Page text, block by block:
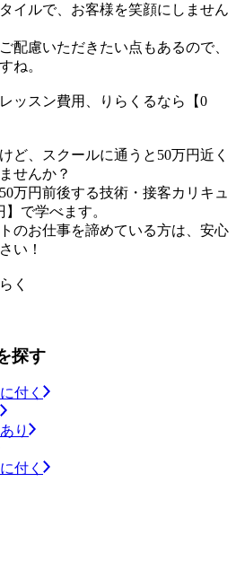
イルで、お客様を笑顔にしません
配慮いただきたい点もあるので、
ね。
ッスン費用、りらくるなら【0
ど、スクールに通うと50万円近く
せんか？
万円前後する技術・接客カリキュ
で学べます。
のお仕事を諦めている方は、安心
い！
く
探す
付く
り
付く